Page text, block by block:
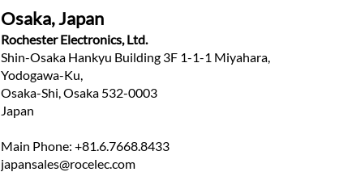
Osaka, Japan
Rochester Electronics, Ltd.
Shin-Osaka Hankyu Building 3F 1-1-1 Miyahara,
Yodogawa-Ku,
Osaka-Shi, Osaka 532-0003
Japan
Main Phone: +81.6.7668.8433
japansales@rocelec.com